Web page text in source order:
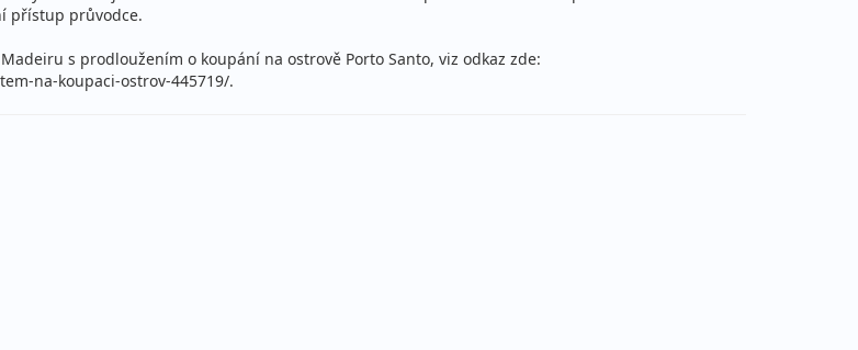
cena za 8 dní (7 nocí)
přístup průvodce.
s prodloužením o koupání na ostrově Porto Santo, viz odkaz zde:
na-koupaci-ostrov-445719/.